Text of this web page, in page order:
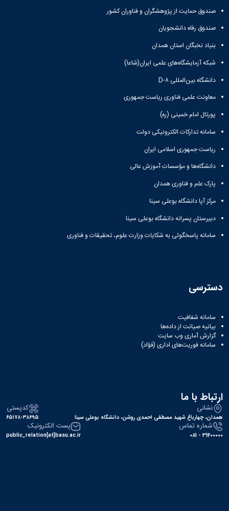
صندوق حمایت از پژوهشگران و فناوران کشور
صندوق رفاه دانشجویان
بنیاد نخبگان استان همدان
شبکه آزمایشگاه‌های علمی ایران(شاعا)
دانشگاه بین‌المللی D-۸
معاونت علمی فناوری ریاست جمهوری
پورتال امام خمینی (ره)
سامانه تدارکات الکترونیکی دولت
ریاست جمهوری اسلامی ایران
دانشگاه‌ها و مؤسسات آموزش عالی
پارک علم و فناوری همدان
مرکز آپا دانشگاه بوعلی سینا
دبیرستان پسرانه دانشگاه بوعلی سینا
سامانه پاسخگوئی به شکایات وزارت علوم، تحقیقات و فناوری
دسترسی
سامانه شفافیت
بیانیه صیانت از داده‌ها
گزارش آماری وب‌ سایت
سامانه فوریت‌های اداری (فؤاد)
ارتباط با ما
نشانی
همدان، چهارباغ شهید مصطفی احمدی روشن، دانشگاه بوعلی سینا
کدپستی
۶۵۱۷۸-۳۸۶۹۵
شماره تماس
31400000 - 081
پست الکترونیک
public_relation[at]basu.ac.ir